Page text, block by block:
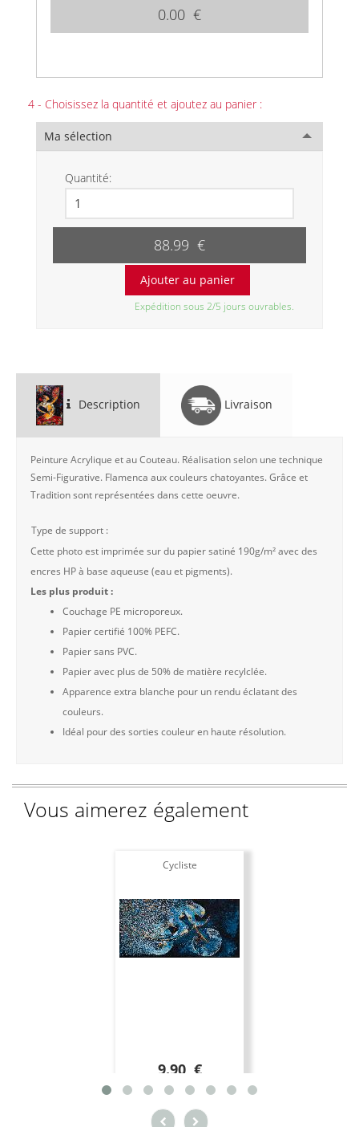
0.00 €
4 - Choisissez la quantité et ajoutez au panier :
Ma sélection
Quantité:
88.99 €
Expédition sous 2/5 jours ouvrables.
Description Livraison
Peinture Acrylique et au Couteau. Réalisation selon une technique
Semi-Figurative. Flamenca aux couleurs chatoyantes. Grâce et
Tradition sont représentées dans cette oeuvre.
Type de support :
Cette photo est imprimée sur du papier satiné 190g/m² avec des
encres HP à base aqueuse (eau et pigments).
Les plus produit :
Couchage PE microporeux.
Papier certifié 100% PEFC.
Papier sans PVC.
Papier avec plus de 50% de matière recylclée.
Apparence extra blanche pour un rendu éclatant des
couleurs.
Idéal pour des sorties couleur en haute résolution.
Vous aimerez également
Cycliste
9.90 €